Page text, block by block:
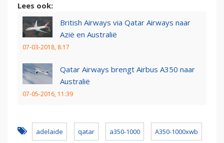
Lees ook:
British Airways via Qatar Airways naar
Azië en Australië
07-03-2018, 8:17
Qatar Airways brengt Airbus A350 naar
Australië
07-05-2016, 11:39
adelaide qatar a350-1000 A350-1000xwb